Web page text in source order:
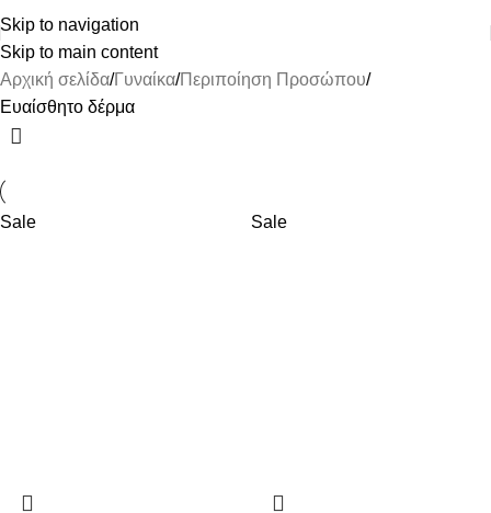
Skip to navigation
Skip to main content
ΔΩΡΕΑΝ ΜΕΤΑΦΟΡΙΚΑ ΑΝΩ ΤΩΝ 45€
Αρχική σελίδα Γυναίκα Περιποίηση Προσώπου
Ευαίσθητο δέρμα
Sale Sale